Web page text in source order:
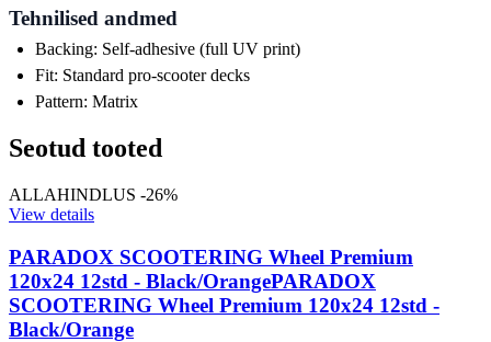
Tehnilised andmed
Backing: Self-adhesive (full UV print)
Fit: Standard pro-scooter decks
Pattern: Matrix
Seotud tooted
ALLAHINDLUS -26%
View details
PARADOX SCOOTERING Wheel Premium
120x24 12std - Black/OrangePARADOX
SCOOTERING Wheel Premium 120x24 12std -
Black/Orange